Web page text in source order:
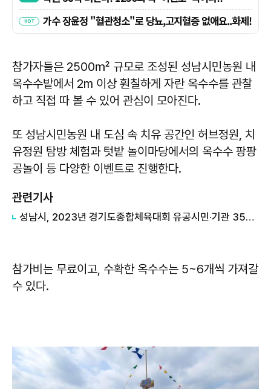
참가자들은 2500㎡ 규모로 조성된 성남시민농원 내
옥수수밭에서 2m 이상 훤칠하게 자란 옥수수를 관찰
하고 직접 따 볼 수 있어 관심이 모아진다.
또 성남시민농원 내 도심 속 치유 공간인 허브정원, 치
유정원 탐방 체험과 텃밭 놀이마당에서의 옥수수 팡팡
공놀이 등 다양한 이벤트로 진행한다.
관련기사
성남시, 2023년 경기도종합체육대회 유공시민·기관 35명 표창
참가비는 무료이고, 수확한 옥수수는 5~6개씩 가져갈
수 있다.